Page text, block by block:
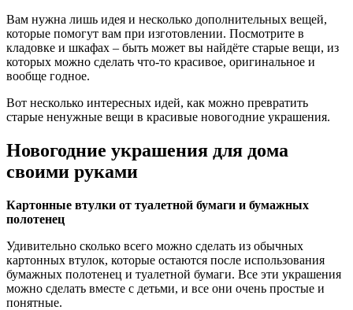
Вам нужна лишь идея и несколько дополнительных вещей,
которые помогут вам при изготовлении. Посмотрите в
кладовке и шкафах – быть может вы найдёте старые вещи, из
которых можно сделать что-то красивое, оригинальное и
вообще годное.
Вот несколько интересных идей, как можно превратить
старые ненужные вещи в красивые новогодние украшения.
Новогодние украшения для дома
своими руками
Картонные втулки от туалетной бумаги и бумажных
полотенец
Удивительно сколько всего можно сделать из обычных
картонных втулок, которые остаются после использования
бумажных полотенец и туалетной бумаги. Все эти украшения
можно сделать вместе с детьми, и все они очень простые и
понятные.